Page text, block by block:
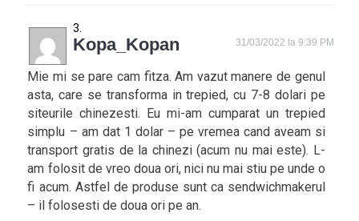
Kopa_Kopan 31/03/2022 la 9:39 PM
Mie mi se pare cam fitza. Am vazut manere de genul
asta, care se transforma in trepied, cu 7-8 dolari pe
siteurile chinezesti. Eu mi-am cumparat un trepied
simplu – am dat 1 dolar – pe vremea cand aveam si
transport gratis de la chinezi (acum nu mai este). L-
am folosit de vreo doua ori, nici nu mai stiu pe unde o
fi acum. Astfel de produse sunt ca sendwichmakerul
– il folosesti de doua ori pe an.